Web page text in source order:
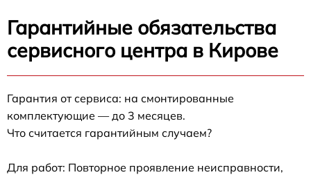
Гарантийные обязательства
сервисного центра в Кирове
Гарантия от сервиса: на смонтированные
комплектующие — до 3 месяцев.
Что считается гарантийным случаем?
Для работ: Повторное проявление неисправности,